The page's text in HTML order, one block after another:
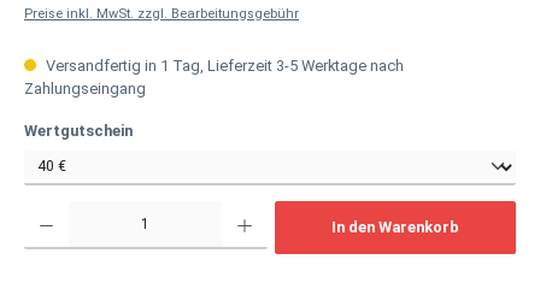
Preise inkl. MwSt. zzgl. Bearbeitungsgebühr
Versandfertig in 1 Tag, Lieferzeit 3-5 Werktage nach
Zahlungseingang
Wertgutscheinauswählen
In den Warenkorb